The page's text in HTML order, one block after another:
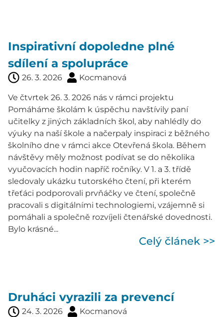
Inspirativní dopoledne plné
sdílení a spolupráce
26. 3. 2026 Kocmanová
Ve čtvrtek 26. 3. 2026 nás v rámci projektu
Pomáháme školám k úspěchu navštívily paní
učitelky z jiných základních škol, aby nahlédly do
výuky na naší škole a načerpaly inspiraci z běžného
školního dne v rámci akce Otevřená škola. Během
návštěvy měly možnost podívat se do několika
vyučovacích hodin napříč ročníky. V 1. a 3. třídě
sledovaly ukázku tutorského čtení, při kterém
třeťáci podporovali prvňáčky ve čtení, společně
pracovali s digitálními technologiemi, vzájemně si
pomáhali a společně rozvíjeli čtenářské dovednosti.
Bylo krásné...
Celý článek >>
Druháci vyrazili za prevencí
24. 3. 2026 Kocmanová